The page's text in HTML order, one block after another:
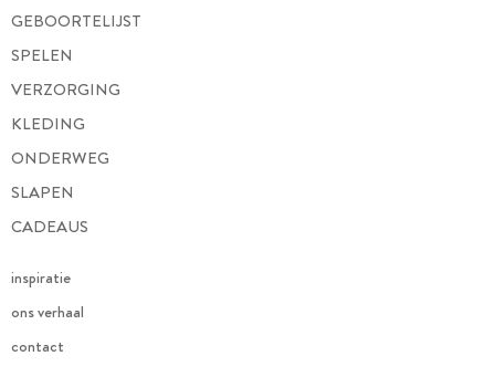
GEBOORTELIJST
SPELEN
VERZORGING
KLEDING
ONDERWEG
SLAPEN
CADEAUS
inspiratie
ons verhaal
contact